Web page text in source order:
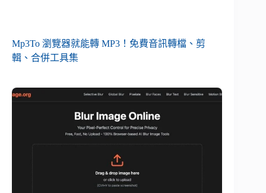
Mp3To 瀏覽器就能轉 MP3！免費音訊轉檔、剪
輯、合併工具集